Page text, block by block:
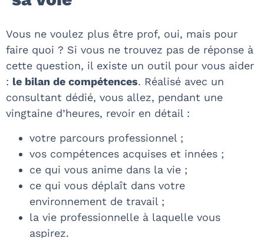
Vous ne voulez plus être prof, oui, mais pour
faire quoi ? Si vous ne trouvez pas de réponse à
cette question, il existe un outil pour vous aider
: le bilan de compétences. Réalisé avec un
consultant dédié, vous allez, pendant une
vingtaine d’heures, revoir en détail :
votre parcours professionnel ;
vos compétences acquises et innées ;
ce qui vous anime dans la vie ;
ce qui vous déplaît dans votre
environnement de travail ;
la vie professionnelle à laquelle vous
aspirez.